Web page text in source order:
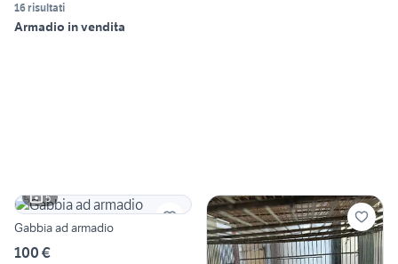
16 risultati
Armadio in vendita
5
Gabbia ad armadio
100 €